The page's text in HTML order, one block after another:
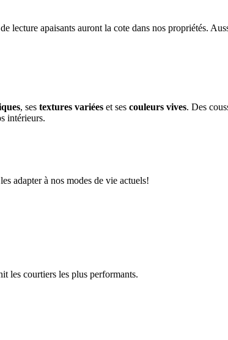
lecture apaisants auront la cote dans nos propriétés.
, ses textures variées et ses couleurs vives. Des
intérieurs.
adapter à nos modes de vie actuels!
les courtiers les plus performants.